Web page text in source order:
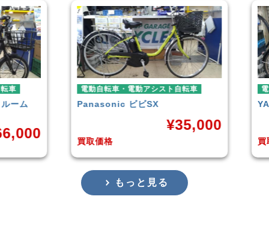
電動自転車・電動アシスト自転車
PanasonicビビSX
買取価格
35,000
電動
買取価
もっと見る